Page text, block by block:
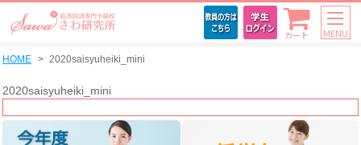
カート MENU
HOME 2020saisyuheiki_mini
2020saisyuheiki_mini